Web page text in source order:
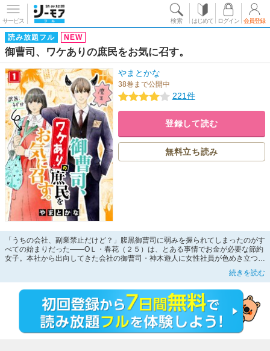
サービス 検索 はじめて ログイン 会員登録
読み放題フル NEW
御曹司、ワケありの庶民をお気に召す。
やまとかな
38巻まで公開中
221件
登録して読む
無料立ち読み
「うちの会社、副業禁止だけど？」腹黒御曹司に弱みを握られてしまったのがす
べての始まりだった――ОＬ・春花（２５）は、とある事情でお金が必要な節約
女子。本社から出向してきた会社の御曹司・神木遊人に女性社員が色めき立つ
中、全く興味がない春花。しかし、高圧的な態度で何よりお金を軽んじるような
神木につい怒りを爆発させてしまう。いつものように副業のハウスキーパーで新
った…！しかも、金に物を言わせ【住み込みの家政婦】として春花を指名してき
て…？ひとつタワマンの下、御曹司×庶民のかみ合わない同居生活がスタート！
続きを読む